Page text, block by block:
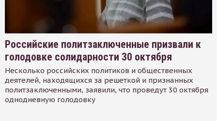
Российские политзаключенные призвали к
голодовке солидарности 30 октября
Несколько российских политиков и общественных
деятелей, находящихся за решеткой и признанных
политзаключенными, заявили, что проведут 30 октября
однодневную голодовку